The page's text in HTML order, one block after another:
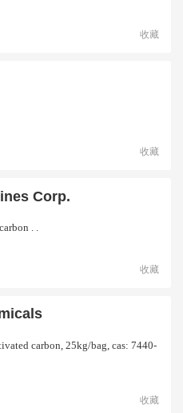
收藏
收藏
Corp.
. .
收藏
carbon, 25kg/bag, cas: 7440-
收藏